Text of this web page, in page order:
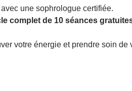
une sophrologue certifiée.
complet de 10 séances
votre énergie et prendre soin de